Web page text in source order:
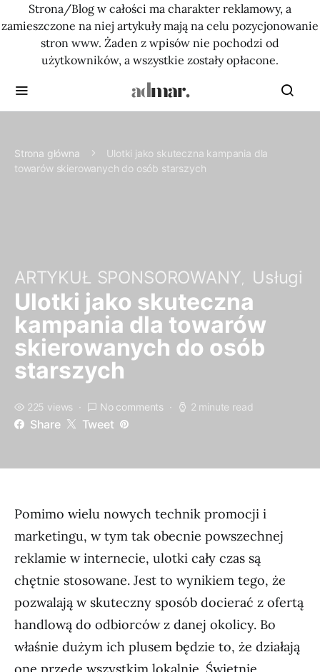
Strona/Blog w całości ma charakter reklamowy, a
zamieszczone na niej artykuły mają na celu pozycjonowanie
stron www. Żaden z wpisów nie pochodzi od
użytkowników, a wszystkie zostały opłacone.
Strona główna
Ulotki jako skuteczna kampania dla
towarów skierowanych do osób starszych
ARTYKUŁ SPONSOROWANY Usługi
Ulotki jako skuteczna
kampania dla towarów
skierowanych do osób
starszych
225 views No comments 2 minute read
Share Tweet
Pomimo wielu nowych technik promocji i
marketingu, w tym tak obecnie powszechnej
reklamie w internecie, ulotki cały czas są
chętnie stosowane. Jest to wynikiem tego, że
pozwalają w skuteczny sposób docierać z ofertą
handlową do odbiorców z danej okolicy. Bo
właśnie dużym ich plusem będzie to, że działają